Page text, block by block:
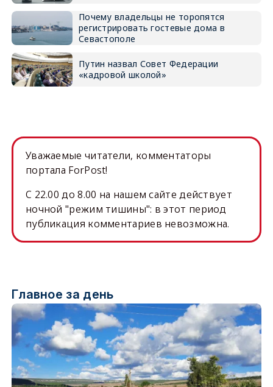
Почему владельцы не торопятся
регистрировать гостевые дома в
Севастополе
Путин назвал Совет Федерации
«кадровой школой»
Уважаемые читатели, комментаторы
портала ForPost!
C 22.00 до 8.00 на нашем сайте действует
ночной "режим тишины": в этот период
публикация комментариев невозможна.
Главное за день